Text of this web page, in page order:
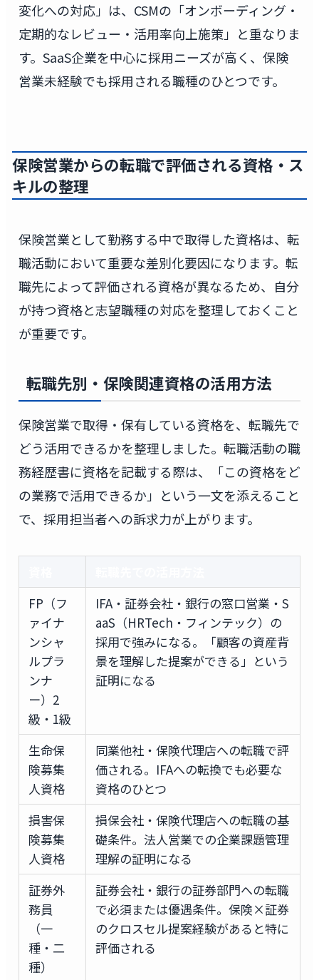
変化への対応」は、CSMの「オンボーディング・
定期的なレビュー・活用率向上施策」と重なりま
す。SaaS企業を中心に採用ニーズが高く、保険
営業未経験でも採用される職種のひとつです。
保険営業からの転職で評価される資格・ス
キルの整理
保険営業として勤務する中で取得した資格は、転
職活動において重要な差別化要因になります。転
職先によって評価される資格が異なるため、自分
が持つ資格と志望職種の対応を整理しておくこと
が重要です。
転職先別・保険関連資格の活用方法
保険営業で取得・保有している資格を、転職先で
どう活用できるかを整理しました。転職活動の職
務経歴書に資格を記載する際は、「この資格をど
の業務で活用できるか」という一文を添えること
で、採用担当者への訴求力が上がります。
FP（フ
ァイナ
ンシャ
ルプラ
ンナ
ー）2
級・1級
IFA・証券会社・銀行の窓口営業・S
aaS（HRTech・フィンテック）の
採用で強みになる。「顧客の資産背
景を理解した提案ができる」という
証明になる
生命保
険募集
人資格
同業他社・保険代理店への転職で評
価される。IFAへの転換でも必要な
資格のひとつ
損害保
険募集
人資格
損保会社・保険代理店への転職の基
礎条件。法人営業での企業課題管理
理解の証明になる
証券外
務員
（一
種・二
種）
証券会社・銀行の証券部門への転職
で必須または優遇条件。保険×証券
のクロスセル提案経験があると特に
評価される